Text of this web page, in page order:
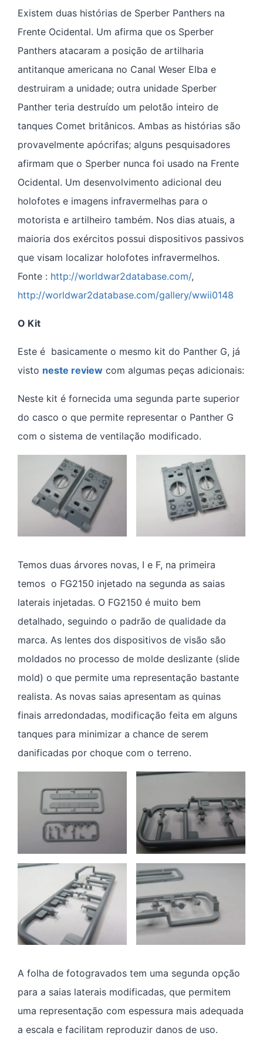
Existem duas histórias de Sperber Panthers na
Frente Ocidental. Um afirma que os Sperber
Panthers atacaram a posição de artilharia
antitanque americana no Canal Weser Elba e
destruiram a unidade; outra unidade Sperber
Panther teria destruído um pelotão inteiro de
tanques Comet britânicos. Ambas as histórias são
provavelmente apócrifas; alguns pesquisadores
afirmam que o Sperber nunca foi usado na Frente
Ocidental. Um desenvolvimento adicional deu
holofotes e imagens infravermelhas para o
motorista e artilheiro também. Nos dias atuais, a
maioria dos exércitos possui dispositivos passivos
que visam localizar holofotes infravermelhos.
Fonte : http://worldwar2database.com/,
http://worldwar2database.com/gallery/wwii0148
O Kit
Este é basicamente o mesmo kit do Panther G, já
visto neste review com algumas peças adicionais:
Neste kit é fornecida uma segunda parte superior
do casco o que permite representar o Panther G
com o sistema de ventilação modificado.
Temos duas árvores novas, I e F, na primeira
temos o FG2150 injetado na segunda as saias
laterais injetadas. O FG2150 é muito bem
detalhado, seguindo o padrão de qualidade da
marca. As lentes dos dispositivos de visão são
moldados no processo de molde deslizante (slide
mold) o que permite uma representação bastante
realista. As novas saias apresentam as quinas
finais arredondadas, modificação feita em alguns
tanques para minimizar a chance de serem
danificadas por choque com o terreno.
A folha de fotogravados tem uma segunda opção
para a saias laterais modificadas, que permitem
uma representação com espessura mais adequada
a escala e facilitam reproduzir danos de uso.